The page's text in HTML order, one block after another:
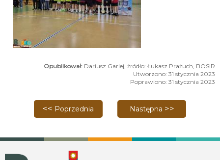
Dariusz Garlej, źródło: Łukasz Prażuch, BOSIR
Utworzono: 31 stycznia 2023
Poprawiono: 31 stycznia 2023
Poprzednia strona: Mecz BSF Busko-Zdrój vs STAL
Poprzednia Następna strona:
Następna